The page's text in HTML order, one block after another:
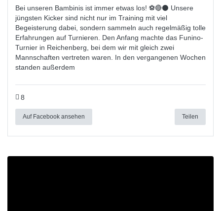
Bei unseren Bambinis ist immer etwas los! ⚽️🔴⚫ Unsere
jüngsten Kicker sind nicht nur im Training mit viel
Begeisterung dabei, sondern sammeln auch regelmäßig tolle
Erfahrungen auf Turnieren. Den Anfang machte das Funino-
Turnier in Reichenberg, bei dem wir mit gleich zwei
Mannschaften vertreten waren. In den vergangenen Wochen
standen außerdem
8
Auf Facebook ansehen Teilen